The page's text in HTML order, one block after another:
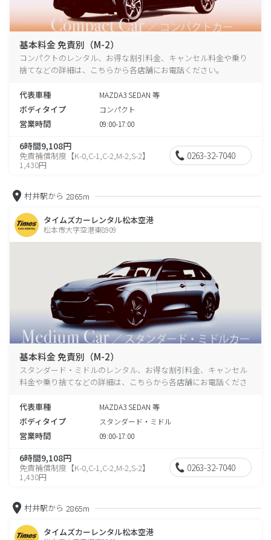
基本料金 免責別（M-2）
コンパクトのレンタル、お得な割引料金、キャンセル料金や乗り
捨てなどの詳細は、こちらから各店舗にお電話ください。
代表車種 MAZDA3 SEDAN 等
ボディタイプ コンパクト
営業時間 09:00-17:00
6時間9,108円
免責補償制度【K-0,C-1,C-2,M-2,S-2】
1,430円
0263-32-7040
村井駅から 2865m
タイムズカーレンタル松本空港
松本市大字空港東8909
基本料金 免責別（M-2）
スタンダード・ミドルのレンタル、お得な割引料金、キャンセル
料金や乗り捨てなどの詳細は、こちらから各店舗にお電話くださ
代表車種
MAZDA3 SEDAN 等
ボディタイプ スタンダード・ミドル
営業時間 09:00-17:00
6時間9,108円
免責補償制度【K-0,C-1,C-2,M-2,S-2】
1,430円
0263-32-7040
村井駅から 2865m
タイムズカーレンタル松本空港